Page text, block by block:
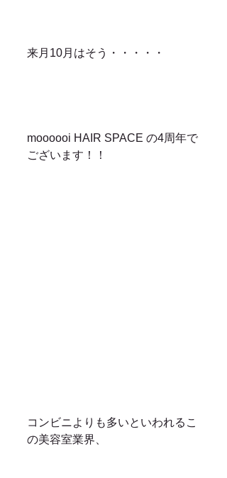
来月10月はそう・・・・・
moooooi HAIR SPACE の4周年で
ございます！！
コンビニよりも多いといわれるこ
の美容室業界、